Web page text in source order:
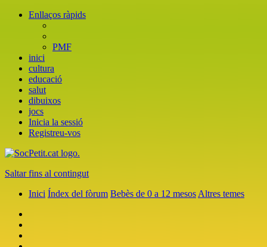
Enllaços ràpids
PMF
inici
cultura
educació
salut
dibuixos
jocs
Inicia la sessió
Registreu-vos
Saltar fins al contingut
Inici Índex del fòrum Bebès de 0 a 12 mesos Altres temes